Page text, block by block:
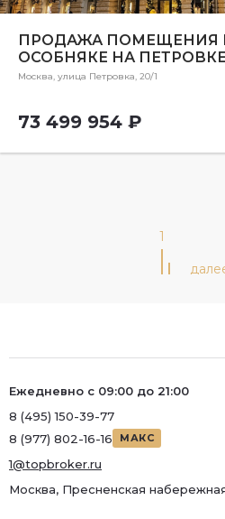
ПРОДАЖА ПОМЕЩЕНИЯ
ОСОБНЯКЕ НА ПЕТРОВКЕ
Москва, улица Петровка, 20/1
73 499 954 ₽
1
Ежедневно с 09:00 до 21:00
8 (495) 150-39-77
8 (977) 802-16-16
МАКС
1@topbroker.ru
Москва, Пресненская набережная